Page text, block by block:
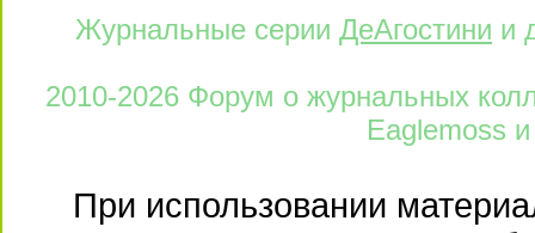
Журнальные серии ДеАгостини и
2010-2026 Форум о журнальных
Eaglemoss и
При использовании